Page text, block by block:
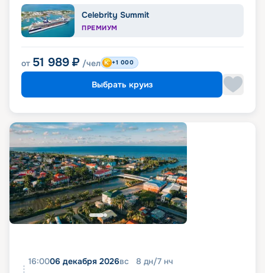
Celebrity Summit
ПРЕМИУМ
от 51 989 ₽ /чел +1 000
Выбрать круиз
16:0006 декабря 2026вс 8 дн/7 нч